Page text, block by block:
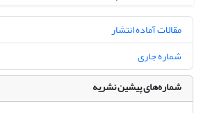
مقالات آماده انتشار
شماره جاری
شماره‌های پیشین نشریه